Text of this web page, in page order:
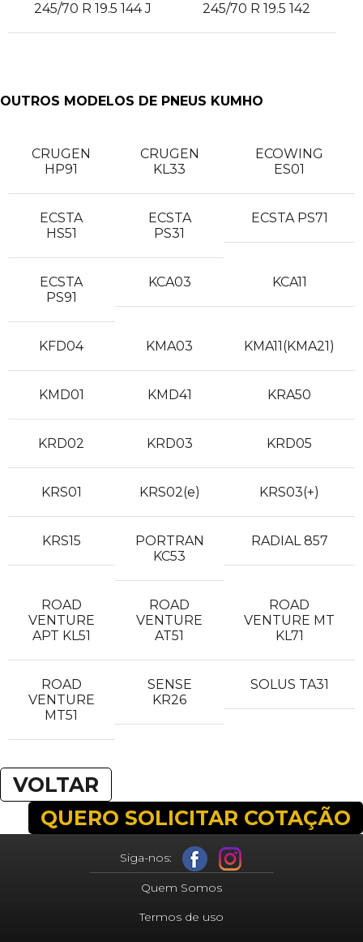
245/70 R 19.5 144 J 245/70 R 19.5 142
OUTROS MODELOS DE PNEUS KUMHO
CRUGEN
HP91
CRUGEN
KL33
ECOWING
ES01
ECSTA
HS51
ECSTA
PS31
ECSTA PS71
ECSTA
PS91
KCA03 KCA11
KFD04 KMA03 KMA11(KMA21)
KMD01 KMD41 KRA50
KRD02 KRD03 KRD05
KRS01 KRS02(e) KRS03(+)
KRS15
PORTRAN
KC53
RADIAL 857
ROAD
VENTURE
APT KL51
ROAD
VENTURE
AT51
ROAD
VENTURE MT
KL71
ROAD
VENTURE
MT51
SENSE
KR26
SOLUS TA31
VOLTAR
QUERO SOLICITAR COTAÇÃO
Siga-nos:
Quem Somos
Termos de uso